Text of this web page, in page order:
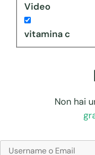
Video
vitamina c
Non hai